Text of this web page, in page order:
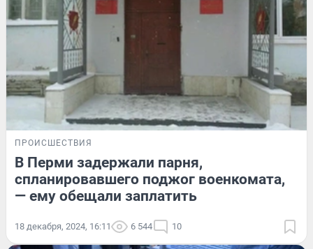
ПРОИСШЕСТВИЯ
В Перми задержали парня,
спланировавшего поджог военкомата,
— ему обещали заплатить
18 декабря, 2024, 16:11 6 544 10